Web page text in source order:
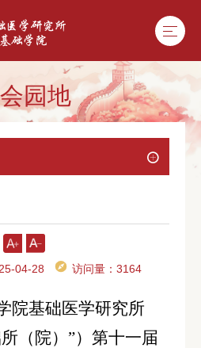
园地
04-28 访问量： 3164
院基础医学研究所
（院）”） 第十一届